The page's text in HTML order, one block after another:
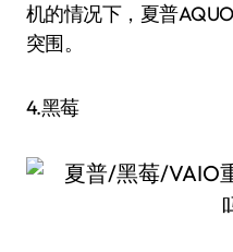
机的情况下，夏普
突围。
4.黑莓